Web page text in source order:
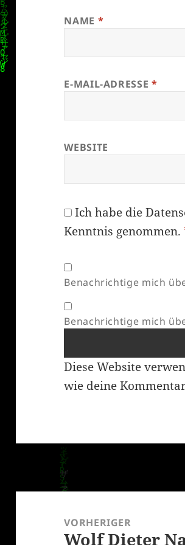
NAME *
E-MAIL-ADRESSE *
WEBSITE
Ich habe die
Kenntnis genommen.
Benachrichtige mich
Benachrichtige mich
Diese Website
wie deine
VORHERIGER
Vorheriger
Wolf Dieter